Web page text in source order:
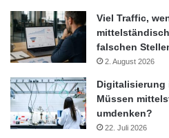
Viel Traffic,
falschen
2. August 2026
Digitalisierung
Müssen
umdenken?
22. Juli 2026